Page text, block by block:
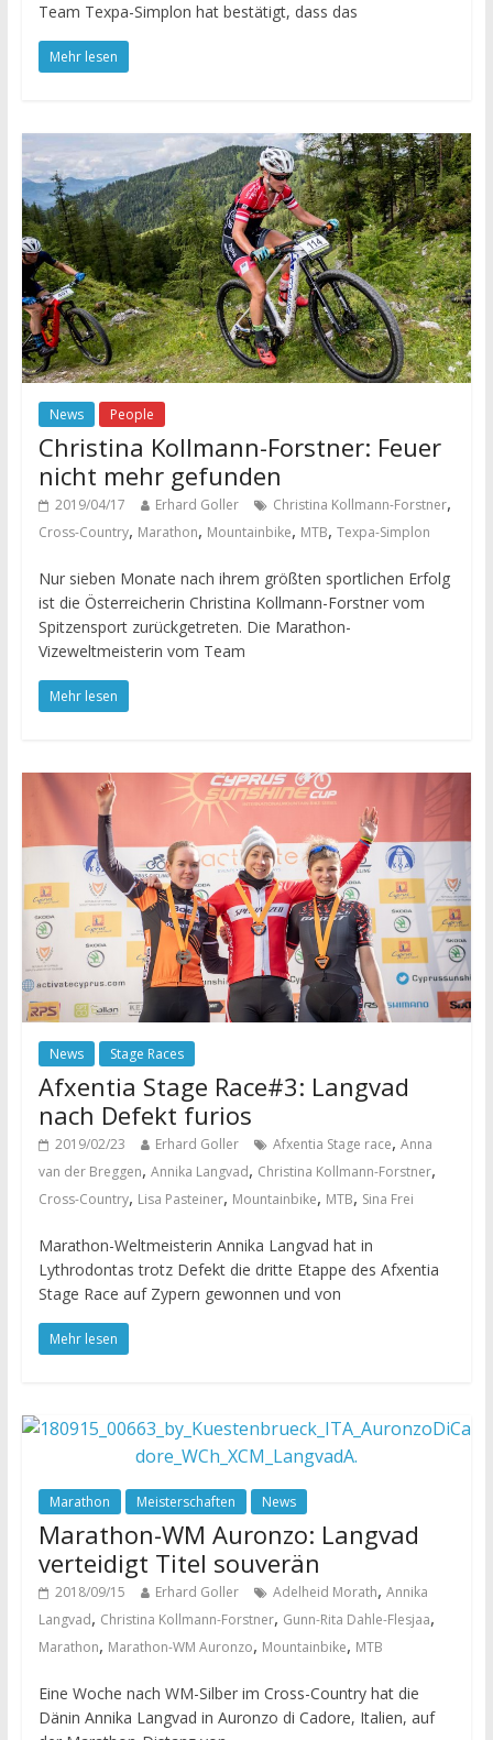
Team Texpa-Simplon hat bestätigt, dass das
Mehr lesen
News People
Christina Kollmann-Forstner: Feuer
nicht mehr gefunden
2019/04/17 Erhard Goller Christina Kollmann-Forstner,
Cross-Country, Marathon, Mountainbike, MTB, Texpa-Simplon
Nur sieben Monate nach ihrem größten sportlichen Erfolg
ist die Österreicherin Christina Kollmann-Forstner vom
Spitzensport zurückgetreten. Die Marathon-
Vizeweltmeisterin vom Team
Mehr lesen
News Stage Races
Afxentia Stage Race#3: Langvad
nach Defekt furios
2019/02/23 Erhard Goller Afxentia Stage race, Anna
van der Breggen, Annika Langvad, Christina Kollmann-Forstner,
Cross-Country, Lisa Pasteiner, Mountainbike, MTB, Sina Frei
Marathon-Weltmeisterin Annika Langvad hat in
Lythrodontas trotz Defekt die dritte Etappe des Afxentia
Stage Race auf Zypern gewonnen und von
Mehr lesen
Marathon Meisterschaften News
Marathon-WM Auronzo: Langvad
verteidigt Titel souverän
2018/09/15 Erhard Goller Adelheid Morath, Annika
Langvad, Christina Kollmann-Forstner, Gunn-Rita Dahle-Flesjaa,
Marathon, Marathon-WM Auronzo, Mountainbike, MTB
Eine Woche nach WM-Silber im Cross-Country hat die
Dänin Annika Langvad in Auronzo di Cadore, Italien, auf